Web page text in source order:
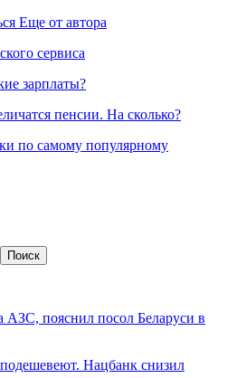
Еще от автора
сервиса
зарплаты?
пенсии. На сколько?
по самому популярному
пояснил посол Беларуси в
Нацбанк снизил